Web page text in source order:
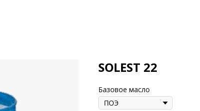
SOLEST 22
Базовое масло